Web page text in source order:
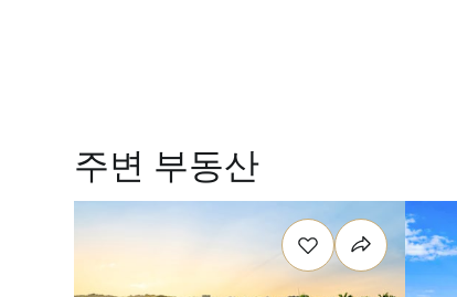
주변 부동산